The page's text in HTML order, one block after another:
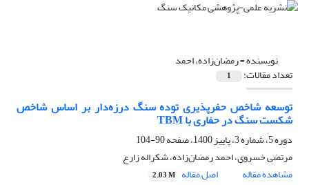
نویسنده =رمضان‌زاده، احمد
تعداد مقالات: 1
توسعه شاخص حفرپذیری توده سنگ درزه‌دار بر اساس شاخص
شکست سنگ در حفاری با TBM
دوره 5، شماره 3، پاییز 1400، صفحه
90-104
مرتضی خسروی، احمد رمضان‌زاده، َشکراله زارع
مشاهده مقاله
اصل مقاله 2.03 M